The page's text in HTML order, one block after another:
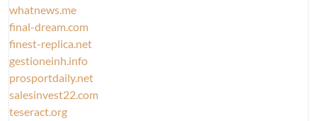
whatnews.me
final-dream.com
finest-replica.net
gestioneinh.info
prosportdaily.net
salesinvest22.com
teseract.org